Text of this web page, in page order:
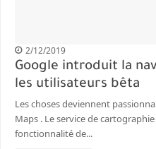
2/12/2019
Google introduit la
les utilisateurs bêta
Les choses deviennent
Maps . Le service de
fonctionnalité de...